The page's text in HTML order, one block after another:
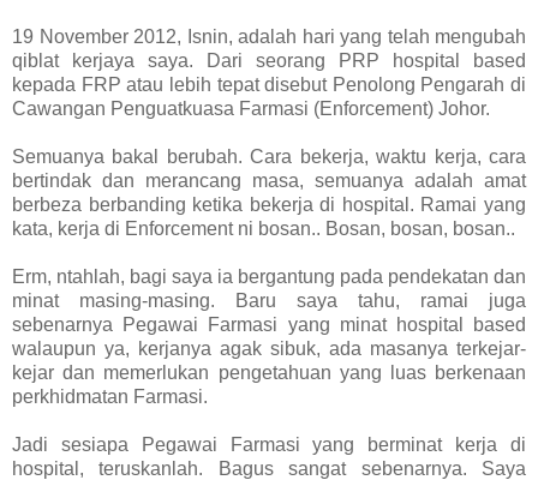
19 November 2012, Isnin, adalah hari yang telah mengubah
qiblat kerjaya saya. Dari seorang PRP hospital based
kepada FRP atau lebih tepat disebut Penolong Pengarah di
Cawangan Penguatkuasa Farmasi (Enforcement) Johor.
Semuanya bakal berubah. Cara bekerja, waktu kerja, cara
bertindak dan merancang masa, semuanya adalah amat
berbeza berbanding ketika bekerja di hospital. Ramai yang
kata, kerja di Enforcement ni bosan.. Bosan, bosan, bosan..
Erm, ntahlah, bagi saya ia bergantung pada pendekatan dan
minat masing-masing. Baru saya tahu, ramai juga
sebenarnya Pegawai Farmasi yang minat hospital based
walaupun ya, kerjanya agak sibuk, ada masanya terkejar-
kejar dan memerlukan pengetahuan yang luas berkenaan
perkhidmatan Farmasi.
Jadi sesiapa Pegawai Farmasi yang berminat kerja di
hospital, teruskanlah. Bagus sangat sebenarnya. Saya